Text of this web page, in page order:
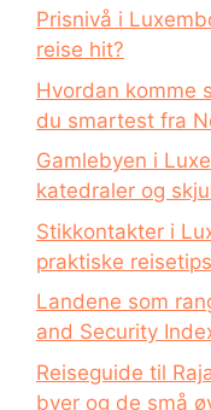
Prisnivå i
reise hit?
Hvordan komme
du smartest fra
Gamlebyen i
katedraler og
Stikkontakter i
praktiske reisetips
Landene som
and Security
Reiseguide til
byer og de små